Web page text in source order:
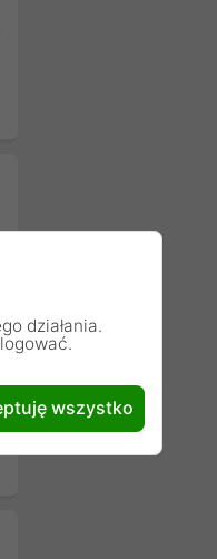
działania.
wszystko